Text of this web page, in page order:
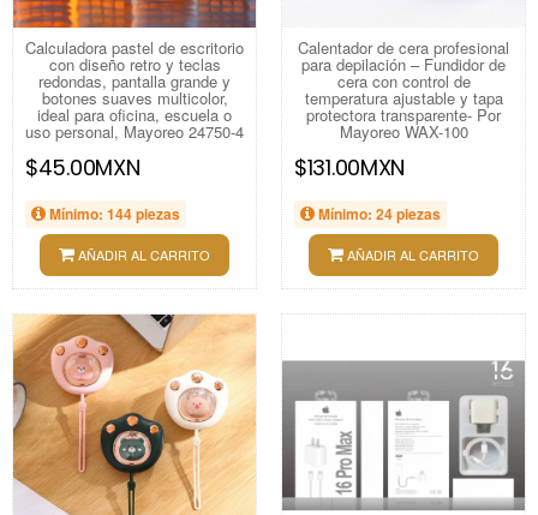
Calculadora pastel de escritorio
con diseño retro y teclas
redondas, pantalla grande y
botones suaves multicolor,
ideal para oficina, escuela o
uso personal, Mayoreo 24750-4
$45.00MXN
Mínimo: 144 piezas
AÑADIR AL CARRITO
Calentador de cera profesional
para depilación – Fundidor de
cera con control de
temperatura ajustable y tapa
protectora transparente- Por
Mayoreo WAX-100
$131.00MXN
Mínimo: 24 piezas
AÑADIR AL CARRITO